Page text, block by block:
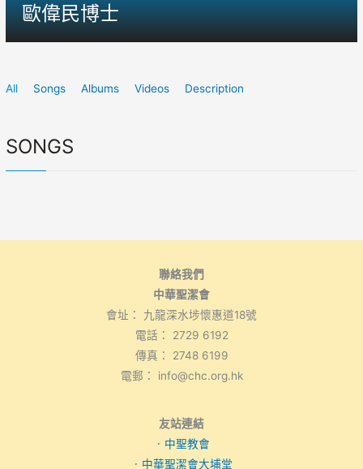
歐偉民博士
All Songs Albums Videos Description
SONGS
聯絡我們
中華聖潔會
會址： 九龍深水埗懷惠道18號
電話： 2729 6192
傳真： 2748 6199
電郵： info@chc.org.hk
友站連結
． 中聖教會
． 中華聖潔會大埔堂